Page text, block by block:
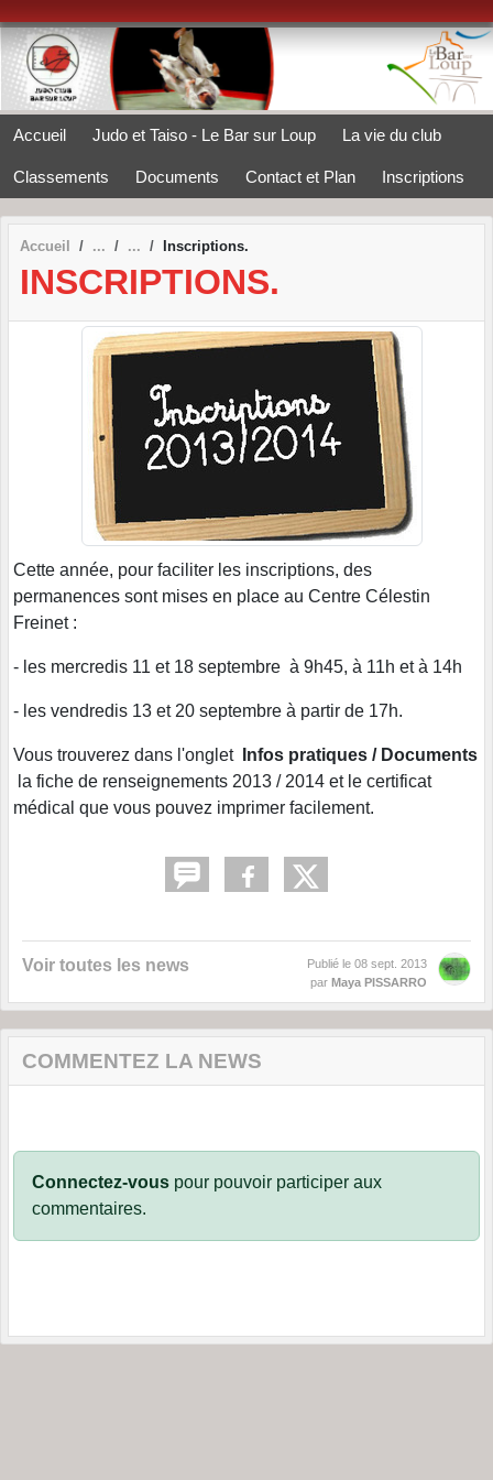
Accueil Judo et Taiso - Le Bar sur Loup La vie du club
Classements Documents Contact et Plan Inscriptions
Accueil Inscriptions.
INSCRIPTIONS.
Cette année, pour faciliter les inscriptions, des
permanences sont mises en place au Centre Célestin
Freinet :
- les mercredis 11 et 18 septembre à 9h45, à 11h et à 14h
- les vendredis 13 et 20 septembre à partir de 17h.
Vous trouverez dans l'onglet
Infos pratiques / Documents
la fiche de renseignements 2013 / 2014 et le certificat
médical que vous pouvez imprimer facilement.
Voir toutes les news Publié le 08 sept. 2013
par Maya PISSARRO
COMMENTEZ LA NEWS
Connectez-vous pour pouvoir participer aux
commentaires.